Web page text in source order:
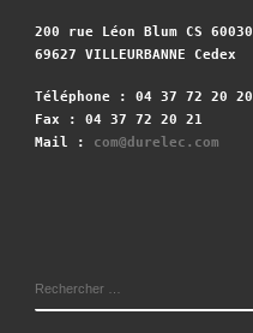
200 rue Léon Blum CS 60030
69627 VILLEURBANNE Cedex
Téléphone : 04 37 72 20 20
Fax : 04 37 72 20 21
Mail :
com@durelec.com
RECHERCHER